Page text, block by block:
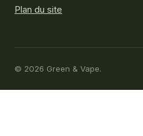
Plan du site
© 2026 Green & Vape.